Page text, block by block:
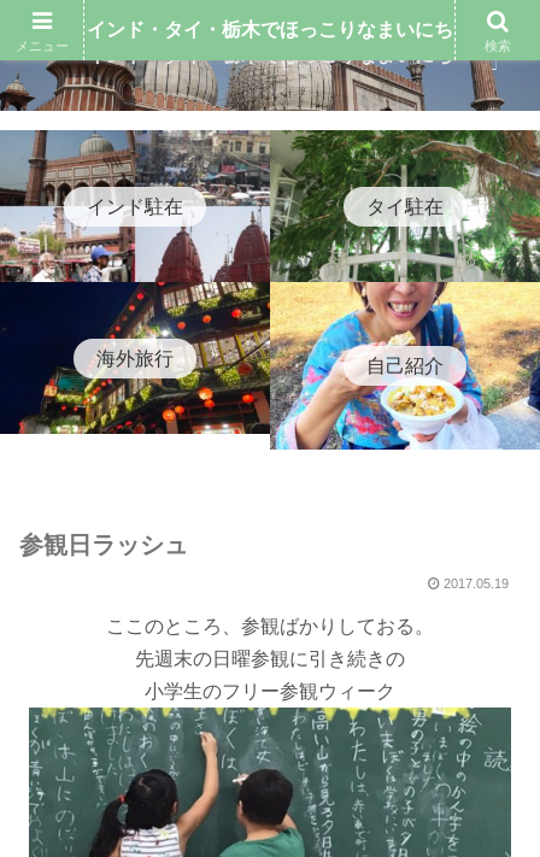
インド駐在 タイ駐在
海外旅行 自己紹介
参観日ラッシュ
2017.05.19
ここのところ、参観ばかりしておる。
先週末の日曜参観に引き続きの
小学生のフリー参観ウィーク
メニュー
インド・タイ・栃木でほっこりなまいにち
検索